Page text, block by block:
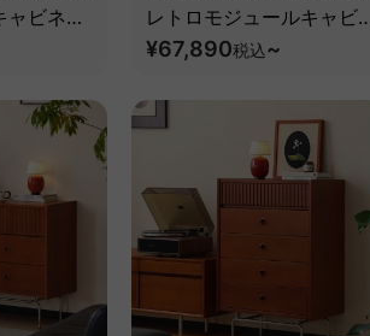
ャビネッ
】
レトロモジュールキャビ
ット｜本棚から収納まで使
【高級天然ツゲ材】
¥67,890税込~